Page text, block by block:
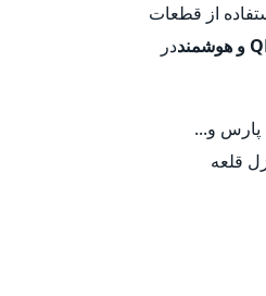
از قطعات
در
پارس و...
قلعه